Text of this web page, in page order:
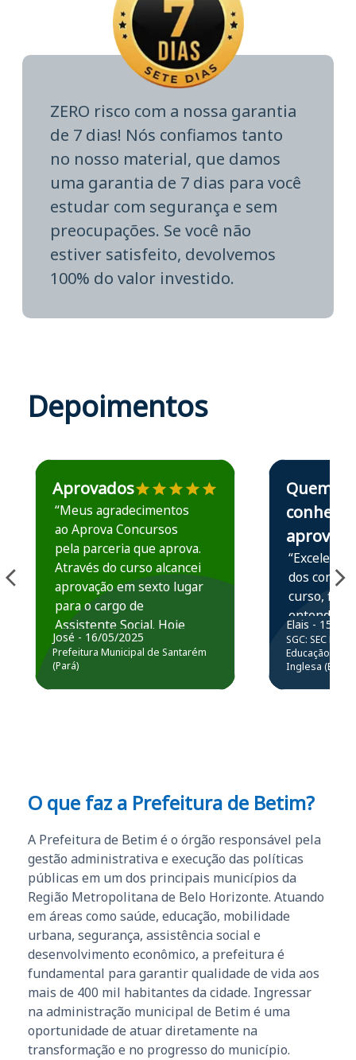
ZERO risco com a nossa garantia
de 7 dias! Nós confiamos tanto
no nosso material, que damos
uma garantia de 7 dias para você
estudar com segurança e sem
preocupações. Se você não
estiver satisfeito, devolvemos
100% do valor investido.
Depoimentos
Estudante José recomenda o Aprova Concursos em
Aprovados
“Meus agradecimentos
ao Aprova Concursos
pela parceria que aprova.
Através do curso alcancei
aprovação em sexto lugar
para o cargo de
Assistente Social. Hoje
estou atuando na
Prefeitura de Santarém.
José - 16/05/2025
Prefeitura Municipal de Santarém
(Pará)
Estudante Elais
Quem
conhece,
aprova
“Excelente
dos
curso,
entender e
prática
resolução
questões.”
Elais - 15/07/
SGC: SEC BA
Educação
Inglesa (Edital
O que faz a Prefeitura de Betim?
A Prefeitura de Betim é o órgão responsável pela
gestão administrativa e execução das políticas
públicas em um dos principais municípios da
Região Metropolitana de Belo Horizonte. Atuando
em áreas como saúde, educação, mobilidade
urbana, segurança, assistência social e
desenvolvimento econômico, a prefeitura é
fundamental para garantir qualidade de vida aos
mais de 400 mil habitantes da cidade. Ingressar
na administração municipal de Betim é uma
oportunidade de atuar diretamente na
transformação e no progresso do município.